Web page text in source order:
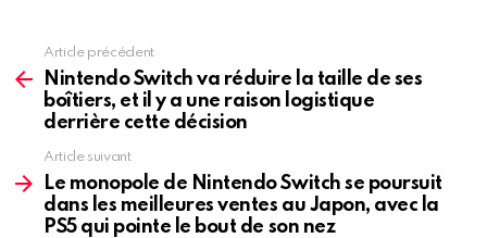
more
Article précédent
Nintendo Switch va réduire la taille de ses
boîtiers, et il y a une raison logistique
derrière cette décision
Article suivant
Le monopole de Nintendo Switch se poursuit
dans les meilleures ventes au Japon, avec la
PS5 qui pointe le bout de son nez